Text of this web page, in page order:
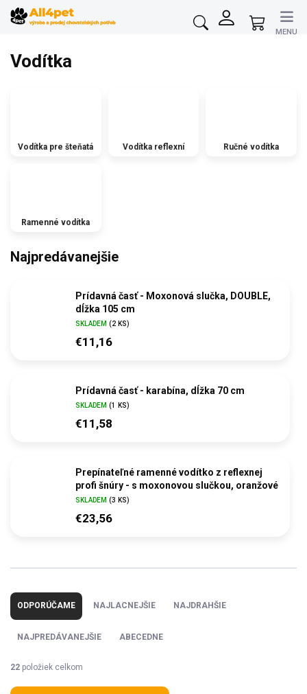
Prejsť
Nákupný
košík
Vodítka
Vodítka pre šteňatá Vodítka reflexní Ručné vodítka
Ramenné vodítka
Najpredávanejšie
Prídavná časť - Moxonová slučka, DOUBLE,
dĺžka 105 cm
SKLADEM (2 KS)
€11,16
Prídavná časť - karabína, dĺžka 70 cm
SKLADEM (1 KS)
€11,58
Prepínateľné ramenné vodítko z reflexnej
profi šnúry - s moxonovou slučkou, oranžové
SKLADEM (3 KS)
€23,56
R
d
i
ODPORÚČAME NAJLACNEJŠIE NAJDRAHŠIE
NAJPREDÁVANEJŠIE ABECEDNE
22 položiek celkom